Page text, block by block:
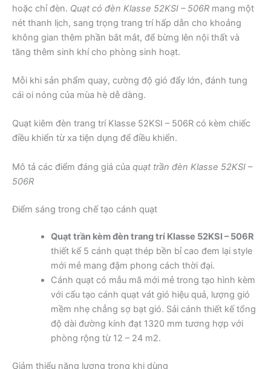
hoặc chỉ đèn. Quạt có đèn Klasse 52KSI – 506R mang một
nét thanh lịch, sang trọng trang trí hấp dẫn cho khoảng
không gian thêm phần bắt mắt, để bừng lên nội thất và
tăng thêm sinh khí cho phòng sinh hoạt.
Mỗi khi sản phẩm quay, cường độ gió đẩy lớn, đánh tung
cái oi nóng của mùa hè dễ dàng.
Quạt kiêm đèn trang trí Klasse 52KSI – 506R có kèm chiếc
điều khiển từ xa tiện dụng để điều khiển.
Mô tả các điểm đáng giá của quạt trần đèn Klasse 52KSI –
506R
Điểm sáng trong chế tạo cánh quạt
Quạt trần kèm đèn trang trí Klasse 52KSI – 506R
thiết kế 5 cánh quạt thép bền bỉ cao đem lại style
mới mẻ mang đậm phong cách thời đại.
Cánh quạt có mẫu mã mới mẻ trong tạo hình kèm
với cấu tạo cánh quạt vát gió hiệu quả, lượng gió
mềm nhẹ chẳng sợ bạt gió. Sải cánh thiết kế tổng
độ dài đường kính đạt 1320 mm tương hợp với
phòng rộng từ 12 – 24 m2.
Giảm thiểu năng lượng trong khi dùng